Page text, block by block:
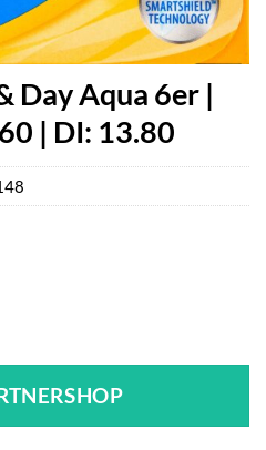
Day Aqua 6er |
| DI: 13.80